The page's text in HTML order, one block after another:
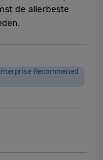
de allerbeste
Recommened